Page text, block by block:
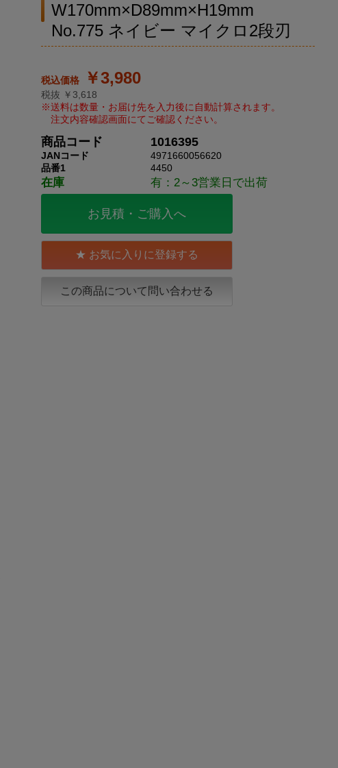
W170mm×D89mm×H19mm
No.775 ネイビー マイクロ2段刃
￥3,980
税抜 ￥3,618
商品コード 1016395
JANコード
4971660056620
品番1
4450
在庫 有：2～3営業日で出荷
お見積・ご購入へ
この商品について問い合わせる
お気に入りに登録する